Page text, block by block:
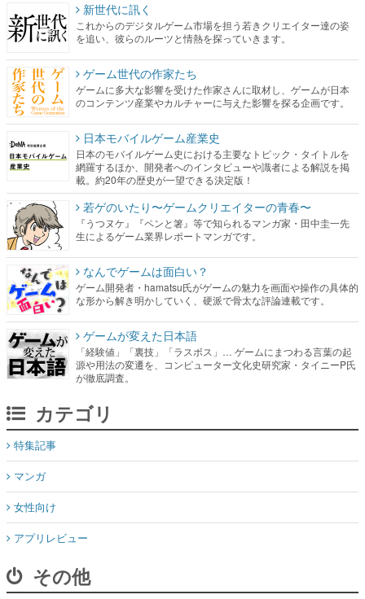
新世代に訊く
これからのデジタルゲーム市場を担う若きクリエイター達の姿
を追い、彼らのルーツと情熱を探っていきます。
ゲーム世代の作家たち
ゲームに多大な影響を受けた作家さんに取材し、ゲームが日本
のコンテンツ産業やカルチャーに与えた影響を探る企画です。
日本モバイルゲーム産業史
日本のモバイルゲーム史における主要なトピック・タイトルを
網羅するほか、開発者へのインタビューや識者による解説を掲
載。約20年の歴史が一望できる決定版！
若ゲのいたり〜ゲームクリエイターの青春〜
『うつヌケ』『ペンと箸』等で知られるマンガ家・田中圭一先
生によるゲーム業界レポートマンガです。
なんでゲームは面白い？
ゲーム開発者・hamatsu氏がゲームの魅力を画面や操作の具体的
な形から解き明かしていく、硬派で骨太な評論連載です。
ゲームが変えた日本語
「経験値」「裏技」「ラスボス」… ゲームにまつわる言葉の起
源や用法の変遷を、コンピューター文化史研究家・タイニーP氏
が徹底調査。
カテゴリ
特集記事
マンガ
女性向け
アプリレビュー
その他